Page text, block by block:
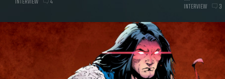
INTERVIEW 3